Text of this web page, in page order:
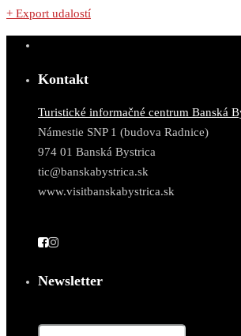
+ Export udalostí
Kontakt
Turistické informačné centrum Banská
Námestie SNP 1 (budova Radnice)
974 01 Banská Bystrica
tic@banskabystrica.sk
www.visitbanskabystrica.sk
Newsletter